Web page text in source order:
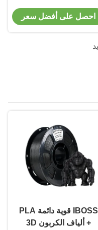
1.75mm 1000g خيط
الطباعة ثلاثية الأبعاد
احصل على أفضل سعر
IBOSS قوية دائمة PLA
+ ألياف الكربون 3D